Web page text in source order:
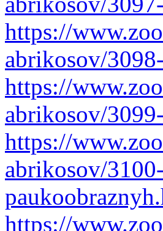
https://
abrikosov/
https://
abrikosov/
https://
abrikosov/
https://